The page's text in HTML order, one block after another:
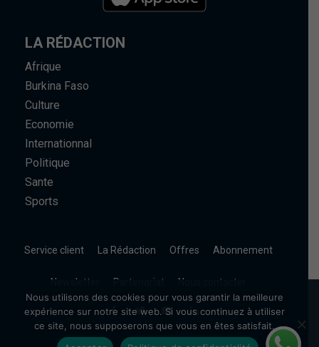
LA RÉDACTION
Afrique
Burkina Faso
Culture
Economie
Internationnal
Politique
Sante
Sports
Service client La Rédaction Offres Abonnement
Newsletter Partenariat Nous contacter
Nous utilisons des cookies pour vous garantir la meilleure
expérience sur notre site web. Si vous continuez à utiliser
ce site, nous supposerons que vous en êtes satisfait.